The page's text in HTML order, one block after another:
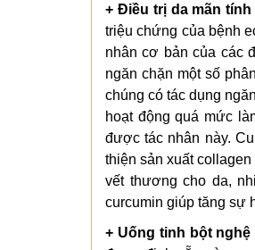
+ Điều trị da mãn
triệu chứng của bệnh
nhân cơ bản của các
ngăn chặn một số
chúng có tác dụng
hoạt động quá mức
được tác nhân này.
thiện sản xuất
vết thương cho da,
curcumin giúp tăng sự
+ Uống tinh bột